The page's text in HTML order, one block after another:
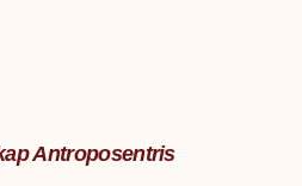
Antroposentris